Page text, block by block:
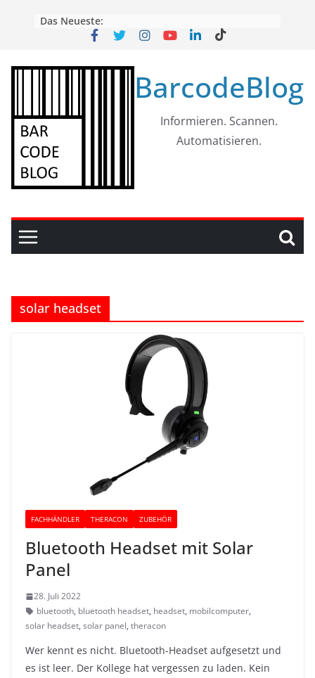
Das Neueste:
BarcodeBlog
Informieren. Scannen.
Automatisieren.
solar headset
FACHHÄNDLER THERACON ZUBEHÖR
Bluetooth Headset mit Solar
Panel
28. Juli 2022
bluetooth, bluetooth headset, headset, mobilcomputer,
solar headset, solar panel, theracon
Wer kennt es nicht. Bluetooth-Headset aufgesetzt und
es ist leer. Der Kollege hat vergessen zu laden. Kein